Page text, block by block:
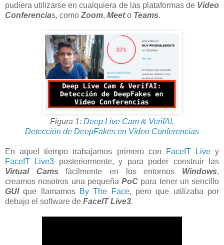
pudiera utilizarse en cualquiera de las plataformas de Vídeo
Conferencias, como Zoom, Meeto Teams.
Figura 1: Deep Live Cam & VerifAI.
Detección de DeepFakes en Vídeo Conferencias
En aquel tiempo trabajamos primero con FaceIT Livey
FaceIT Live3 posteriormente, y para poder construir las
Virtual Cams fácilmente en los entornos Windows,
creamos nosotros una pequeña PoC para tener un sencillo
GUIque llamamos By The Face, pero que utilizaba por
debajo el software de FaceIT Live3.